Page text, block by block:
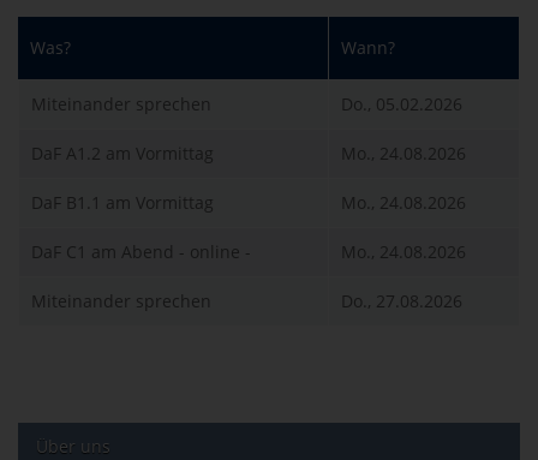
Was? Wann?
Miteinander sprechen Do., 05.02.2026
DaF A1.2 am Vormittag Mo., 24.08.2026
DaF B1.1 am Vormittag Mo., 24.08.2026
DaF C1 am Abend - online - Mo., 24.08.2026
Miteinander sprechen Do., 27.08.2026
Über uns